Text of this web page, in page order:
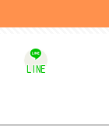
LINE